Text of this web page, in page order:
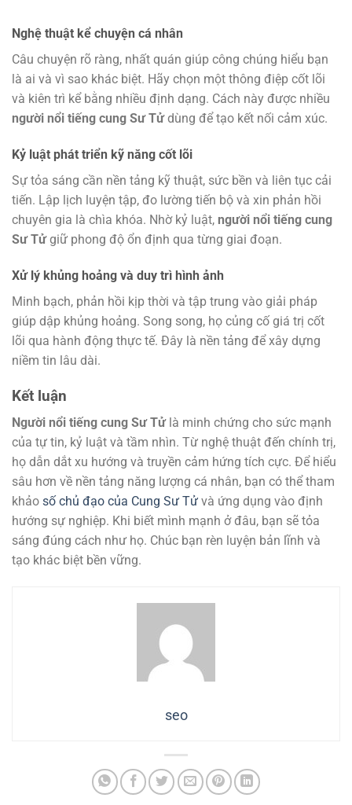
Nghệ thuật kể chuyện cá nhân
Câu chuyện rõ ràng, nhất quán giúp công chúng hiểu bạn
là ai và vì sao khác biệt. Hãy chọn một thông điệp cốt lõi
và kiên trì kể bằng nhiều định dạng. Cách này được nhiều
người nổi tiếng cung Sư Tửdùng để tạo kết nối cảm xúc.
Kỷ luật phát triển kỹ năng cốt lõi
Sự tỏa sáng cần nền tảng kỹ thuật, sức bền và liên tục cải
tiến. Lập lịch luyện tập, đo lường tiến bộ và xin phản hồi
chuyên gia là chìa khóa. Nhờ kỷ luật, người nổi tiếng cung
Sư Tửgiữ phong độ ổn định qua từng giai đoạn.
Xử lý khủng hoảng và duy trì hình ảnh
Minh bạch, phản hồi kịp thời và tập trung vào giải pháp
giúp dập khủng hoảng. Song song, họ củng cố giá trị cốt
lõi qua hành động thực tế. Đây là nền tảng để xây dựng
niềm tin lâu dài.
Kết luận
Người nổi tiếng cung Sư Tửlà minh chứng cho sức mạnh
của tự tin, kỷ luật và tầm nhìn. Từ nghệ thuật đến chính trị,
họ dẫn dắt xu hướng và truyền cảm hứng tích cực. Để hiểu
sâu hơn về nền tảng năng lượng cá nhân, bạn có thể tham
khảo số chủ đạo của Cung Sư Tử và ứng dụng vào định
hướng sự nghiệp. Khi biết mình mạnh ở đâu, bạn sẽ tỏa
sáng đúng cách như họ. Chúc bạn rèn luyện bản lĩnh và
tạo khác biệt bền vững.
seo